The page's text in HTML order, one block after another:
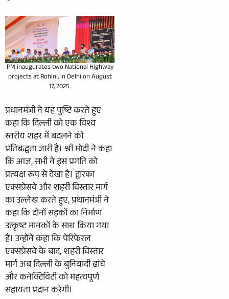
PM inaugurates two National Highway
projects at Rohini, in Delhi on August
17, 2025.
प्रधानमंत्री ने यह पुष्टि करते हुए
कहा कि दिल्ली को एक विश्व
स्तरीय शहर में बदलने की
प्रतिबद्धता जारी है। श्री मोदी ने कहा
कि आज, सभी ने इस प्रगति को
प्रत्यक्ष रूप से देखा है। द्वारका
एक्सप्रेसवे और शहरी विस्तार मार्ग
का उल्लेख करते हुए, प्रधानमंत्री ने
कहा कि दोनों सड़कों का निर्माण
उत्कृष्ट मानकों के साथ किया गया
है। उन्होंने कहा कि पेरिफेरल
एक्सप्रेसवे के बाद, शहरी विस्तार
मार्ग अब दिल्ली के बुनियादी ढांचे
और कनेक्टिविटी को महत्वपूर्ण
सहायता प्रदान करेगी।